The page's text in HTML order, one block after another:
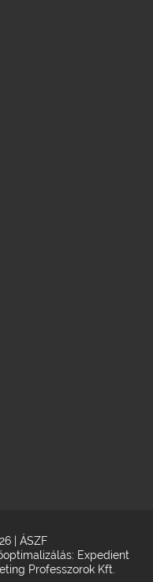
| ÁSZF
: Expedient
Professzorok Kft.